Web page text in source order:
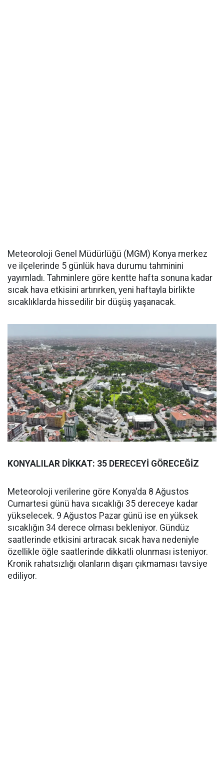
Meteoroloji Genel Müdürlüğü (MGM) Konya merkez
ve ilçelerinde 5 günlük hava durumu tahminini
yayımladı. Tahminlere göre kentte hafta sonuna kadar
sıcak hava etkisini artırırken, yeni haftayla birlikte
sıcaklıklarda hissedilir bir düşüş yaşanacak.
KONYALILAR DİKKAT: 35 DERECEYİ GÖRECEĞİZ
Meteoroloji verilerine göre Konya'da 8 Ağustos
Cumartesi günü hava sıcaklığı 35 dereceye kadar
yükselecek. 9 Ağustos Pazar günü ise en yüksek
sıcaklığın 34 derece olması bekleniyor. Gündüz
saatlerinde etkisini artıracak sıcak hava nedeniyle
özellikle öğle saatlerinde dikkatli olunması isteniyor.
Kronik rahatsızlığı olanların dışarı çıkmaması tavsiye
ediliyor.